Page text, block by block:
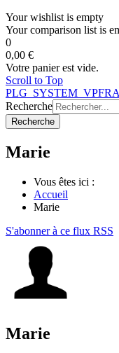
Your wishlist is empty
Your comparison list is
0
0,00 €
Votre panier est vide.
Scroll to Top
Recherche
Recherche
Marie
Vous êtes ici :
Accueil
Marie
S'abonner à ce flux RSS
Marie